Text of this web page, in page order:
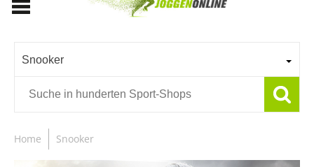
Snooker
Home Snooker